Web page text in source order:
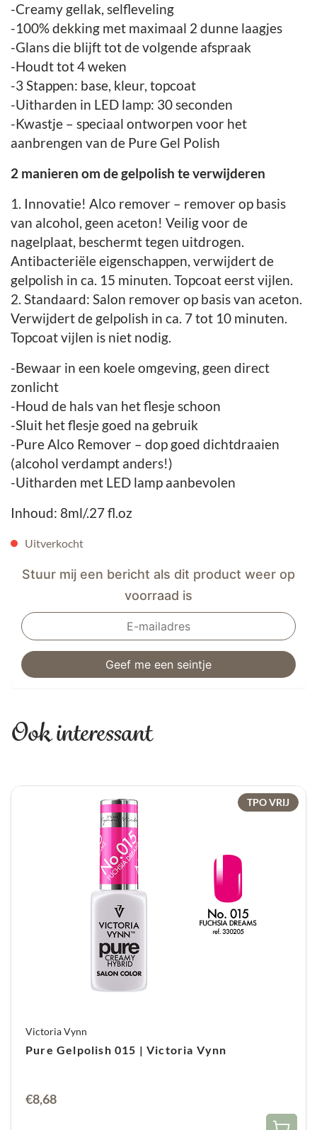
-Creamy gellak, selfleveling
-100% dekking met maximaal 2 dunne laagjes
-Glans die blijft tot de volgende afspraak
-Houdt tot 4 weken
-3 Stappen: base, kleur, topcoat
-Uitharden in LED lamp: 30 seconden
-Kwastje – speciaal ontworpen voor het
aanbrengen van de Pure Gel Polish
2 manieren om de gelpolish te verwijderen
1. Innovatie! Alco remover – remover op basis
van alcohol, geen aceton! Veilig voor de
nagelplaat, beschermt tegen uitdrogen.
Antibacteriële eigenschappen, verwijdert de
gelpolish in ca. 15 minuten. Topcoat eerst vijlen.
2. Standaard: Salon remover op basis van aceton.
Verwijdert de gelpolish in ca. 7 tot 10 minuten.
Topcoat vijlen is niet nodig.
-Bewaar in een koele omgeving, geen direct
zonlicht
-Houd de hals van het flesje schoon
-Sluit het flesje goed na gebruik
-Pure Alco Remover – dop goed dichtdraaien
(alcohol verdampt anders!)
-Uitharden met LED lamp aanbevolen
Inhoud: 8ml/.27 fl.oz
Uitverkocht
Stuur mij een bericht als dit product weer op
voorraad is
Ook interessant
TPO VRIJ
Victoria Vynn
Pure Gelpolish 015 | Victoria Vynn
€8,68